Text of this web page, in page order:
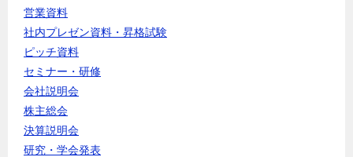
営業資料
社内プレゼン資料・昇格試験
ピッチ資料
セミナー・研修
会社説明会
株主総会
決算説明会
研究・学会発表